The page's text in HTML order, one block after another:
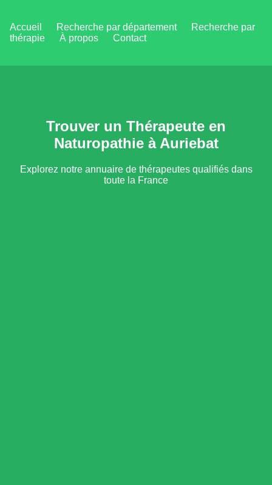
Accueil Recherche par département
Recherche par
thérapie
À propos Contact
Trouver un Thérapeute en
Naturopathie à Auriebat
Explorez notre annuaire de thérapeutes qualifiés dans
toute la France